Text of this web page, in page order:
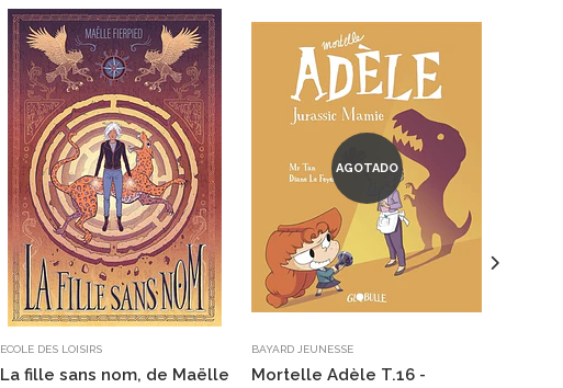
ECOLE DES LOISIRS
La fille sans nom, de Maëlle
AGOTADO
BAYARD JEUNESSE
Mortelle Adèle T.16 -